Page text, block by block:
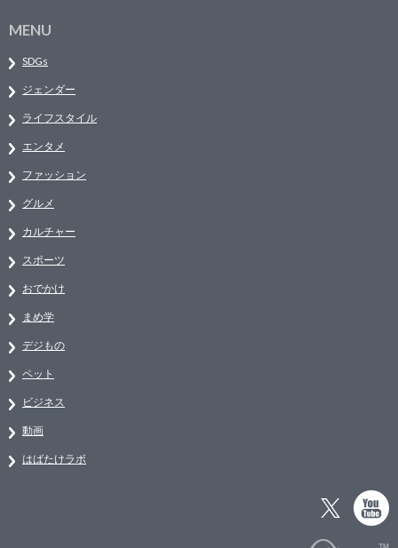
MENU
SDGs
ジェンダー
ライフスタイル
エンタメ
ファッション
グルメ
カルチャー
スポーツ
おでかけ
まめ学
デジもの
ペット
ビジネス
動画
はばたけラボ